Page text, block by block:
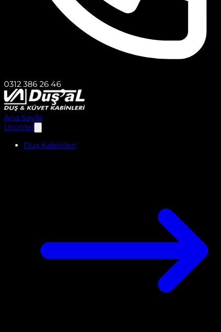
0312 386 26 46
Ana Sayfa
Ürünler
Duş Kabinleri